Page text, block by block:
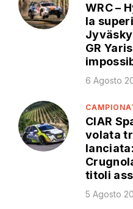
WRC –
la
GR
6 Agosto
CIAR
volata
titoli
5 Agosto